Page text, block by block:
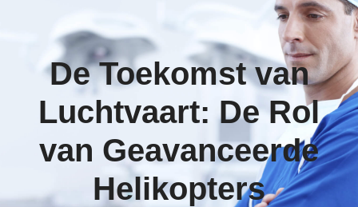
De Toekomst van
Luchtvaart: De Rol
van Geavanceerde
Helikopters